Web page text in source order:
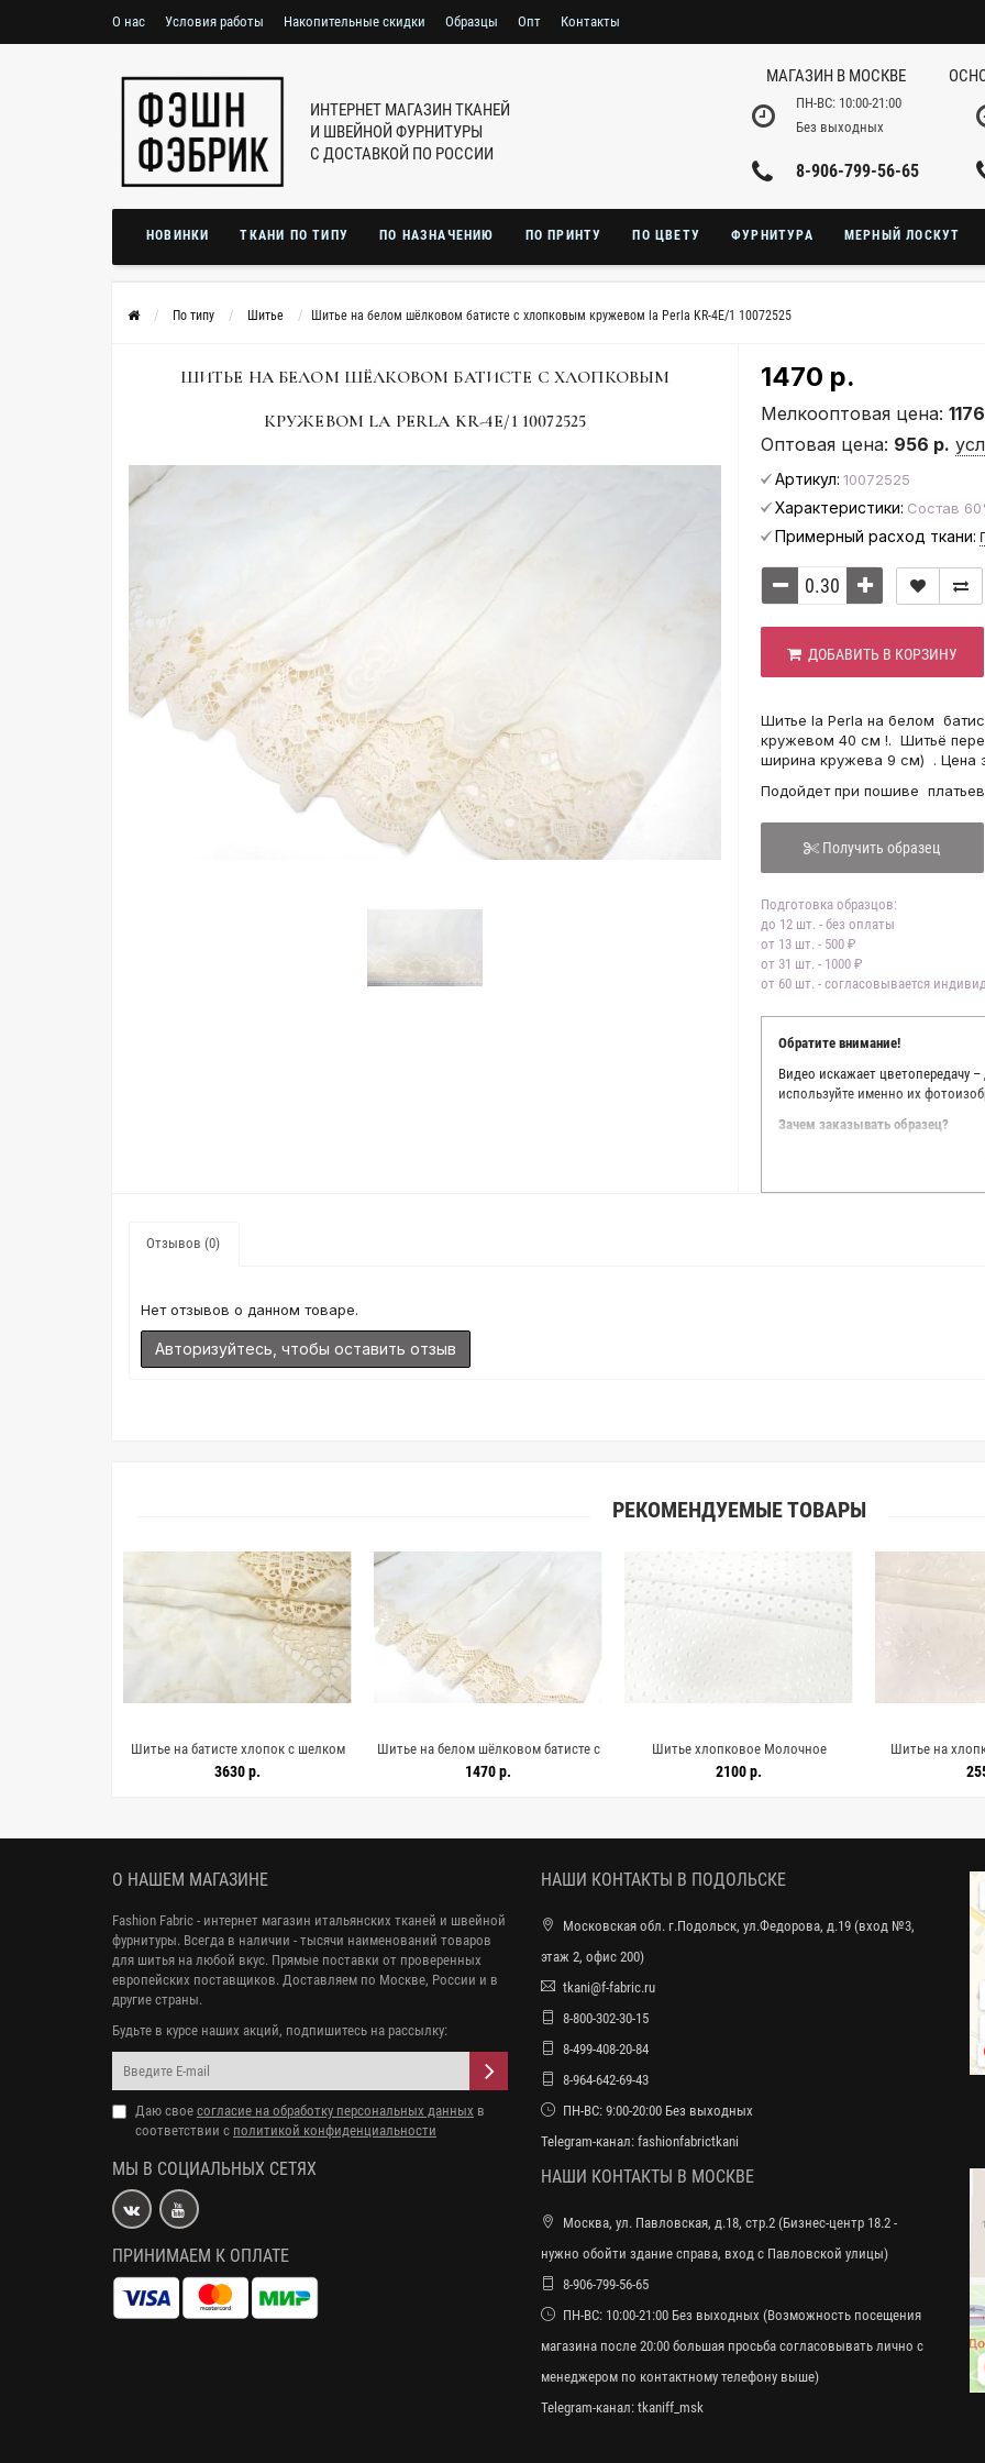
О нас Условия работы Накопительные скидки Образцы Опт Контакты
ИНТЕРНЕТ МАГАЗИН ТКАНЕЙ
И ШВЕЙНОЙ ФУРНИТУРЫ
С ДОСТАВКОЙ ПО РОССИИ
МАГАЗИН В МОСКВЕ
ПН-ВС: 10:00-21:00
Без выходных
8-906-799-56-65
НОВИНКИ ТКАНИ ПО ТИПУ ПО НАЗНАЧЕНИЮ ПО ПРИНТУ ПО ЦВЕТУ ФУРНИТУРА МЕРНЫЙ ЛОСКУТ
По типу Шитье Шитье на белом шёлковом батисте с хлопковым кружевом la Perla KR-4E/1 10072525
ШИТЬЕ НА БЕЛОМ ШЁЛКОВОМ БАТИСТЕ С ХЛОПКОВЫМ
КРУЖЕВОМ LA PERLA KR-4E/1 10072525
1470 р.
Мелкооптовая цена:
Оптовая цена: 956 р.
Артикул: 10072525
Характеристики: Состав
Примерный расход ткани:
ДОБАВИТЬ В КОРЗИНУ
Шитье la Perla на белом
кружевом 40 см !. Шитьё
ширина кружева 9 см) . Цена
Подойдет при пошиве
Получить образец
Подготовка образцов:
до 12 шт. - без оплаты
от 13 шт. - 500 ₽
от 31 шт. - 1000 ₽
от 60 шт. - согласовывается
Обратите внимание!
Видео искажает цветопередачу
используйте именно их
Зачем заказывать образец?
Мы делаем все возможное,
Мы осматриваем и
находить только правильные
Отзывов (0)
Нет отзывов о данном товаре.
Авторизуйтесь, чтобы оставить отзыв
РЕКОМЕНДУЕМЫЕ ТОВАРЫ
Шитье на батисте хлопок с шелком
Молочное CVC H3 / A11 19112533
3630 р.
Шитье на белом шёлковом батисте с
хлопковым кружевом la Perla KR-4E/1
1470 р.
Шитье хлопковое Молочное
Орнамент IDT H3/ A11 24032501
2100 р.
Шитье на
пайетками
О НАШЕМ МАГАЗИНЕ
Fashion Fabric - интернет магазин итальянских тканей и швейной
фурнитуры. Всегда в наличии - тысячи наименований товаров
для шитья на любой вкус. Прямые поставки от проверенных
европейских поставщиков. Доставляем по Москве, России и в
другие страны.
Будьте в курсе наших акций, подпишитесь на рассылку:
Даю свое согласие на обработку персональных данных в
соответствии с политикой конфиденциальности
МЫ В СОЦИАЛЬНЫХ СЕТЯХ
ПРИНИМАЕМ К ОПЛАТЕ
НАШИ КОНТАКТЫ В ПОДОЛЬСКЕ
Московская обл. г.Подольск, ул.Федорова, д.19 (вход №3,
этаж 2, офис 200)
tkani@f-fabric.ru
8-800-302-30-15
8-499-408-20-84
8-964-642-69-43
ПН-ВС: 9:00-20:00 Без выходных
Telegram-канал: fashionfabrictkani
НАШИ КОНТАКТЫ В МОСКВЕ
Москва, ул. Павловская, д.18, стр.2 (Бизнес-центр 18.2 -
нужно обойти здание справа, вход с Павловской улицы)
8-906-799-56-65
ПН-ВС: 10:00-21:00 Без выходных (Возможность посещения
магазина после 20:00 большая просьба согласовывать лично с
менеджером по контактному телефону выше)
Telegram-канал: tkaniff_msk